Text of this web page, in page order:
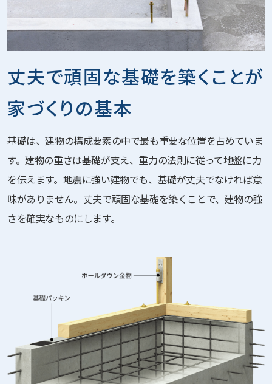
丈夫で頑固な基礎を築くことが
家づくりの基本
基礎は、建物の構成要素の中で最も重要な位置を占めていま
す。建物の重さは基礎が支え、重力の法則に従って地盤に力
を伝えます。地震に強い建物でも、基礎が丈夫でなければ意
味がありません。丈夫で頑固な基礎を築くことで、建物の強
さを確実なものにします。